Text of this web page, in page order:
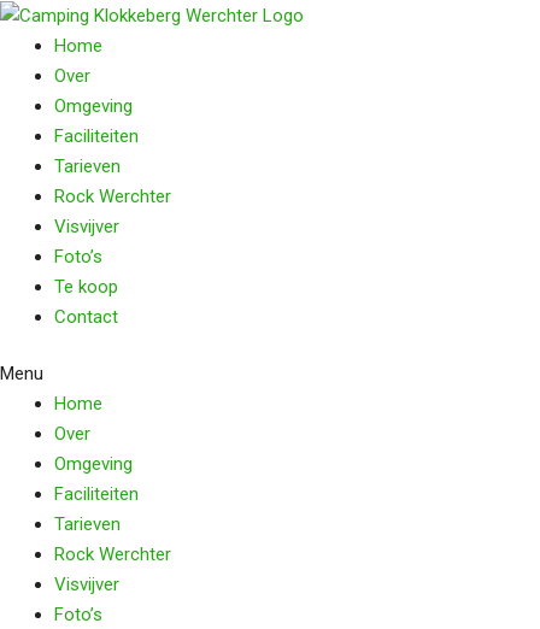
Home
Over
Omgeving
Faciliteiten
Tarieven
Rock Werchter
Visvijver
Foto’s
Te koop
Contact
Menu
Home
Over
Omgeving
Faciliteiten
Tarieven
Rock Werchter
Visvijver
Foto’s